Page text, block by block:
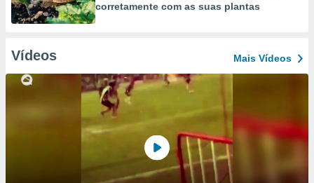
corretamente com as suas plantas
Vídeos Mais Vídeos